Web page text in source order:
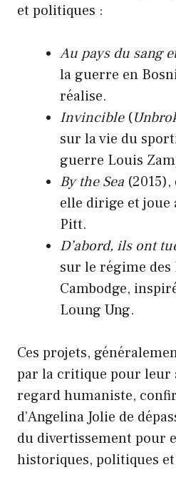
et politiques :
Au pays du sang
la guerre en
réalise.
Invincible(
sur la vie du
guerre Louis
By the Sea
elle dirige et joue
Pitt.
D’abord, ils ont
sur le régime
Cambodge,
Loung Ung.
Ces projets,
par la critique pour leur
regard humaniste,
d’Angelina Jolie de
du divertissement pour
historiques, politiques